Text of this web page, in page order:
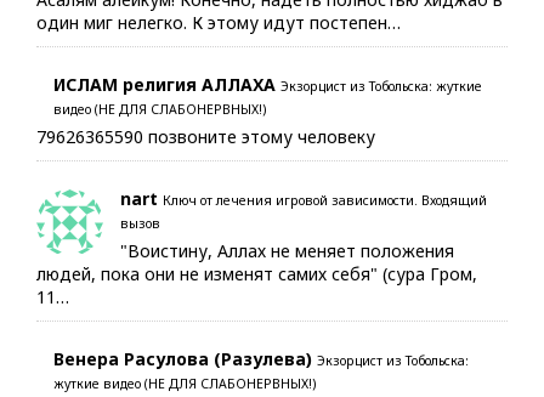
один миг нелегко. К этому идут постепен…
ИСЛАМ религия АЛЛАХА Экзорцист из Тобольска: жуткие
видео (НЕ ДЛЯ СЛАБОНЕРВНЫХ!)
79626365590 позвоните этому человеку
nart Ключ от лечения игровой зависимости. Входящий
вызов
"Воистину, Аллах не меняет положения
людей, пока они не изменят самих себя" (сура Гром,
11…
Венера Расулова (Разулева) Экзорцист из Тобольска:
жуткие видео (НЕ ДЛЯ СЛАБОНЕРВНЫХ!)